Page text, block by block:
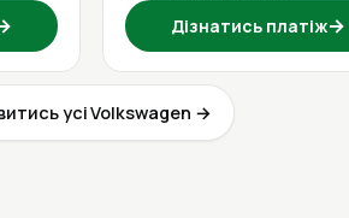
Дізнатись платіж→
усі Volkswagen →